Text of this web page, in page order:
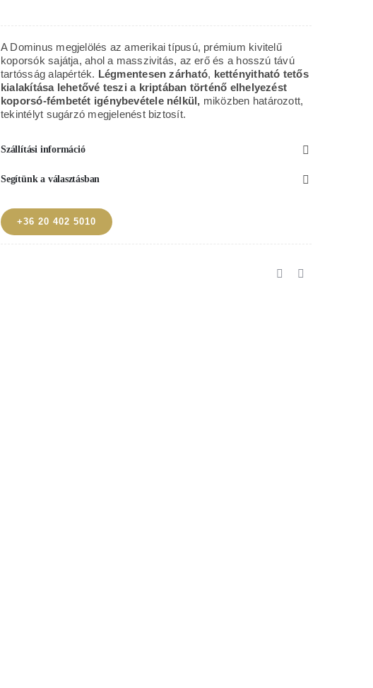
típusú
fém
koporsó
mennyiség
A Dominus megjelölés az amerikai típusú, prémium kivitelű
koporsók sajátja, ahol a masszivitás, az erő és a hosszú távú
tartósság alapérték. Légmentesen zárható, kettényitható tetős
kialakítása lehetővé teszi a kriptában történő elhelyezést
koporsó-fémbetét igénybevétele nélkül, miközben határozott,
tekintélyt sugárzó megjelenést biztosít.
Szállítási információ
Segítünk a választásban
+36 20 402 5010